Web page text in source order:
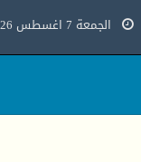
الجمعة 7 اغسطس 2026 م - 21 صفر 1448هـ